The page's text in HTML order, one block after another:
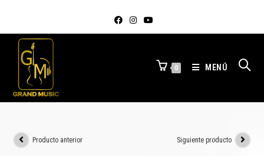
0 MENÚ
Producto anterior Siguiente producto